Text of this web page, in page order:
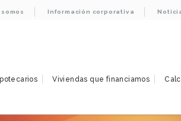
Información corporativa
Viviendas que financiamos